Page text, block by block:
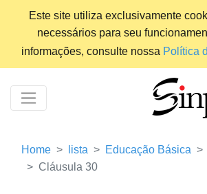
Este site utiliza exclusivamente
necessários para seu
informações, consulte nossa Política
Home lista Educação Básica
Cláusula 30